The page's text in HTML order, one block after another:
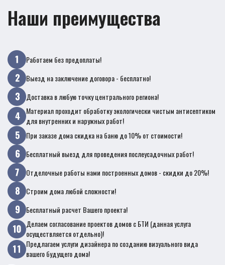
Наши преимущества
Работаем без предоплаты!
Выезд на заключение договора - бесплатно!
Доставка в любую точку центрального региона!
Материал проходит обработку экологически чистым антисептиком
для внутренних и наружных работ!
При заказе дома скидка на баню до 10% от стоимости!
Бесплатный выезд для проведения послеусадочных работ!
Отделочные работы нами построенных домов - скидки до 20%!
Строим дома любой сложности!
Бесплатный расчет Вашего проекта!
Делаем согласование проектов домов с БТИ (данная услуга
осуществляется отдельно)!
Предлагаем услуги дизайнера по созданию визуального вида
вашего будущего дома!